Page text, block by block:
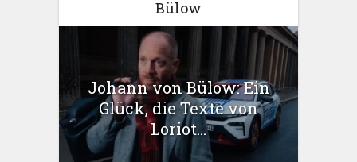
Bülow
Johann von Bülow: Ein
Glück, die Texte von
Loriot...